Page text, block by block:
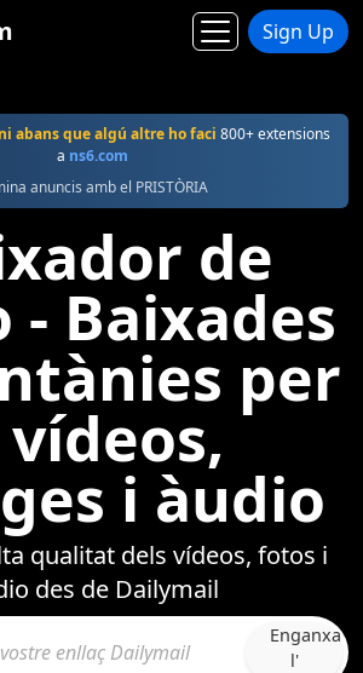
Sign Up
abans que algú altre ho faci 800+ extensions
a ns6.com
anuncis amb el PRISTÒRIA
de
- Baixades
per
i àudio
qualitat dels vídeos, fotos i
des de Dailymail
Enganxa
l'